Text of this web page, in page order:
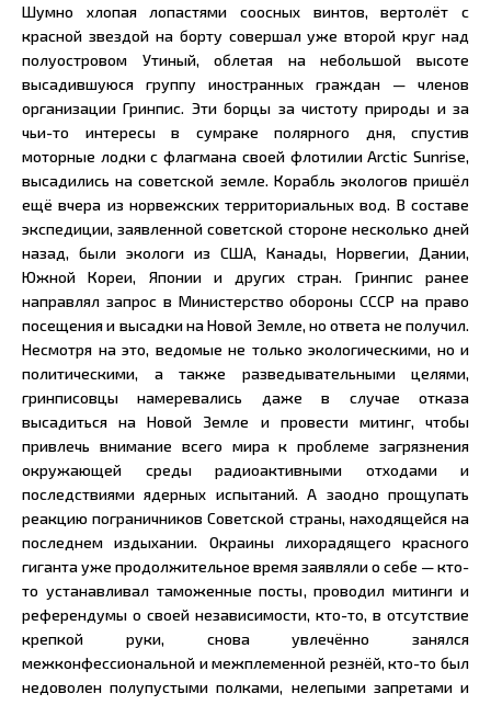
Шумно хлопая лопастями соосных винтов, вертолёт с
красной звездой на борту совершал уже второй круг над
полуостровом Утиный, облетая на небольшой высоте
высадившуюся группу иностранных граждан — членов
организации Гринпис. Эти борцы за чистоту природы и за
чьи-то интересы в сумраке полярного дня, спустив
моторные лодки с флагмана своей флотилии Arctic Sunrise,
высадились на советской земле. Корабль экологов пришёл
ещё вчера из норвежских территориальных вод. В составе
экспедиции, заявленной советской стороне несколько дней
назад, были экологи из США, Канады, Норвегии, Дании,
Южной Кореи, Японии и других стран. Гринпис ранее
направлял запрос в Министерство обороны СССР на право
посещения и высадки на Новой Земле, но ответа не получил.
Несмотря на это, ведомые не только экологическими, но и
политическими, а также разведывательными целями,
гринписовцы намеревались даже в случае отказа
высадиться на Новой Земле и провести митинг, чтобы
привлечь внимание всего мира к проблеме загрязнения
окружающей среды радиоактивными отходами и
последствиями ядерных испытаний. А заодно прощупать
реакцию пограничников Советской страны, находящейся на
последнем издыхании. Окраины лихорадящего красного
гиганта уже продолжительное время заявляли о себе — кто-
то устанавливал таможенные посты, проводил митинги и
референдумы о своей независимости, кто-то, в отсутствие
крепкой руки, снова увлечённо занялся
межконфессиональной и межплеменной резнёй, кто-то был
недоволен полупустыми полками, нелепыми запретами и